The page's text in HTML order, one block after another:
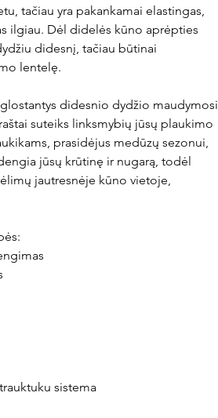
tačiau yra pakankamai elastingas,
ilgiau. Dėl didelės kūno aprėpties
didesnį, tačiau būtinai
lentelę.
didesnio dydžio maudymosi
suteiks linksmybių jūsų plaukimo
prasidėjus medūzų sezonui,
jūsų krūtinę ir nugarą, todėl
jautresnėje kūno vietoje,
sistema